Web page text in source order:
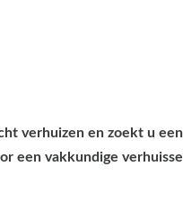
verhuizen en zoekt u
een vakkundige